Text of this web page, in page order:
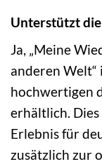
Unterstützt
Ja, „Meine
anderen
hochwertigen
erhältlich.
Erlebnis für
zusätzlich zur